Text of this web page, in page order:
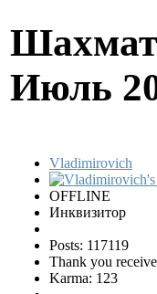
Июль
Vladimirovich
OFFLINE
Инквизитор
Posts: 117119
Thank you
Karma: 123